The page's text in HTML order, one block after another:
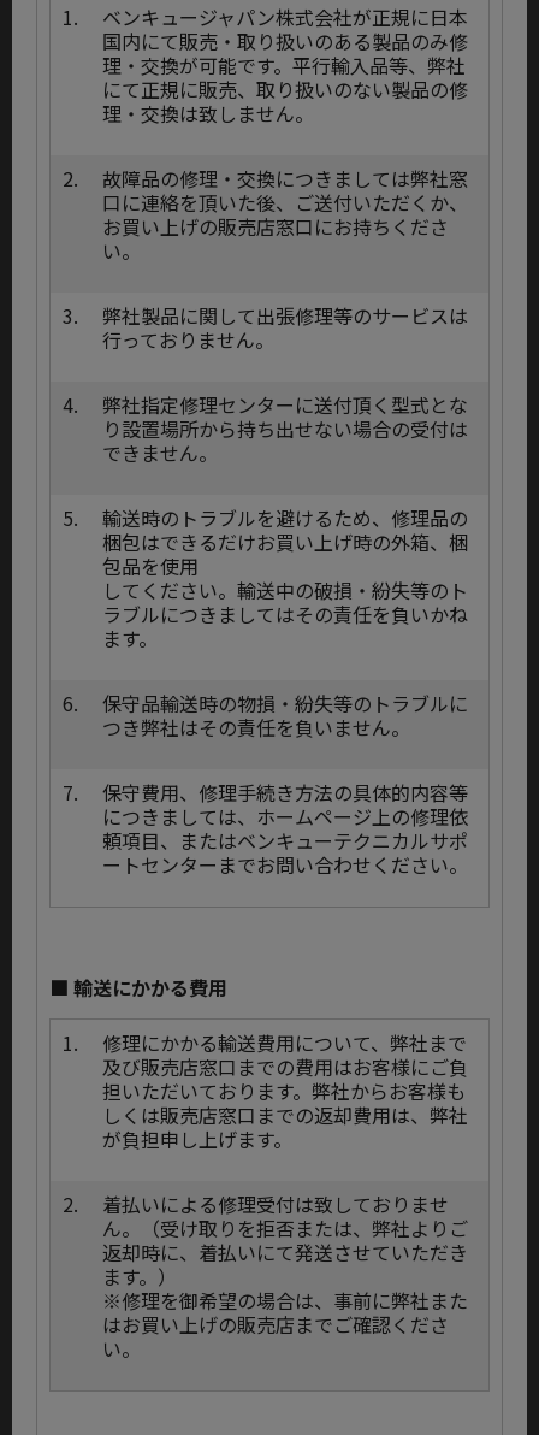
1.
ベンキュージャパン株式会社が正規に日本
国内にて販売・取り扱いのある製品のみ修
理・交換が可能です。平行輸入品等、弊社
にて正規に販売、取り扱いのない製品の修
理・交換は致しません。
2.
故障品の修理・交換につきましては弊社窓
口に連絡を頂いた後、ご送付いただくか、
お買い上げの販売店窓口にお持ちくださ
い。
3.
弊社製品に関して出張修理等のサービスは
行っておりません。
4.
弊社指定修理センターに送付頂く型式とな
り設置場所から持ち出せない場合の受付は
できません。
5.
輸送時のトラブルを避けるため、修理品の
梱包はできるだけお買い上げ時の外箱、梱
包品を使用
してください。輸送中の破損・紛失等のト
ラブルにつきましてはその責任を負いかね
ます。
6.
保守品輸送時の物損・紛失等のトラブルに
つき弊社はその責任を負いません。
7.
保守費用、修理手続き方法の具体的内容等
につきましては、ホームページ上の修理依
頼項目、またはベンキューテクニカルサポ
ートセンターまでお問い合わせください。
■ 輸送にかかる費用
1.
修理にかかる輸送費用について、弊社まで
及び販売店窓口までの費用はお客様にご負
担いただいております。弊社からお客様も
しくは販売店窓口までの返却費用は、弊社
が負担申し上げます。
2.
着払いによる修理受付は致しておりませ
ん。（受け取りを拒否または、弊社よりご
返却時に、着払いにて発送させていただき
ます。）
※修理を御希望の場合は、事前に弊社また
はお買い上げの販売店までご確認くださ
い。